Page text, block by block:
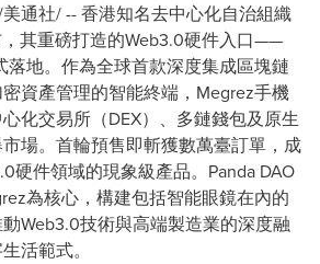
通社/ -- 香港知名去中心化自治組織
，其重磅打造的Web3.0硬件入口——
落地。作為全球首款深度集成區塊鏈
資產管理的智能終端，Megrez手機
化交易所（DEX）、多鏈錢包及原生
場。首輪預售即斬獲數萬臺訂單，成
硬件領域的現象級產品。Panda DAO
為核心，構建包括智能眼鏡在內的
Web3.0技術與高端製造業的深度融
活範式。